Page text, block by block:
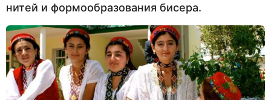
нитей и формообразования бисера.